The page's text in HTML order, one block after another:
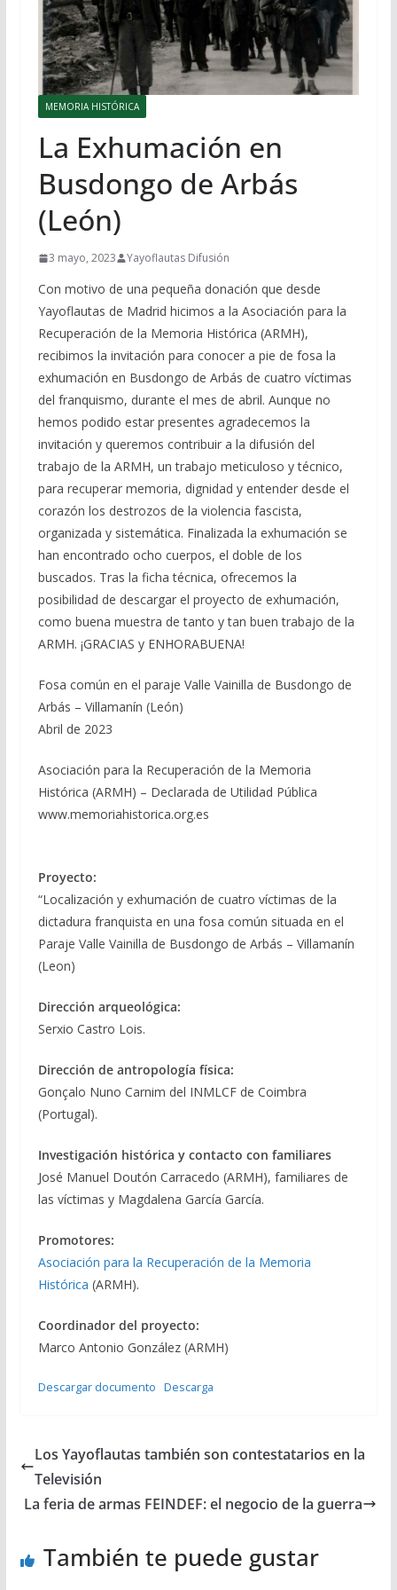
MEMORIA HISTÓRICA
La Exhumación en
Busdongo de Arbás
(León)
3 mayo, 2023 Yayoflautas Difusión
Con motivo de una pequeña donación que desde
Yayoflautas de Madrid hicimos a la Asociación para la
Recuperación de la Memoria Histórica (ARMH),
recibimos la invitación para conocer a pie de fosa la
exhumación en Busdongo de Arbás de cuatro víctimas
del franquismo, durante el mes de abril. Aunque no
hemos podido estar presentes agradecemos la
invitación y queremos contribuir a la difusión del
trabajo de la ARMH, un trabajo meticuloso y técnico,
para recuperar memoria, dignidad y entender desde el
corazón los destrozos de la violencia fascista,
organizada y sistemática. Finalizada la exhumación se
han encontrado ocho cuerpos, el doble de los
buscados. Tras la ficha técnica, ofrecemos la
posibilidad de descargar el proyecto de exhumación,
como buena muestra de tanto y tan buen trabajo de la
ARMH. ¡GRACIAS y ENHORABUENA!
Fosa común en el paraje Valle Vainilla de Busdongo de
Arbás – Villamanín (León)
Abril de 2023
Asociación para la Recuperación de la Memoria
Histórica (ARMH) – Declarada de Utilidad Pública
www.memoriahistorica.org.es
Proyecto:
“Localización y exhumación de cuatro víctimas de la
dictadura franquista en una fosa común situada en el
Paraje Valle Vainilla de Busdongo de Arbás – Villamanín
(Leon)
Dirección arqueológica:
Serxio Castro Lois.
Dirección de antropología física:
Gonçalo Nuno Carnim del INMLCF de Coimbra
(Portugal).
Investigación histórica y contacto con familiares
José Manuel Doutón Carracedo (ARMH), familiares de
las víctimas y Magdalena García García.
Promotores:
Asociación para la Recuperación de la Memoria
Histórica (ARMH).
Coordinador del proyecto:
Marco Antonio González (ARMH)
Descargar documento Descarga
Los Yayoflautas también son contestatarios en la
Televisión
La feria de armas FEINDEF: el negocio de la guerra
También te puede gustar